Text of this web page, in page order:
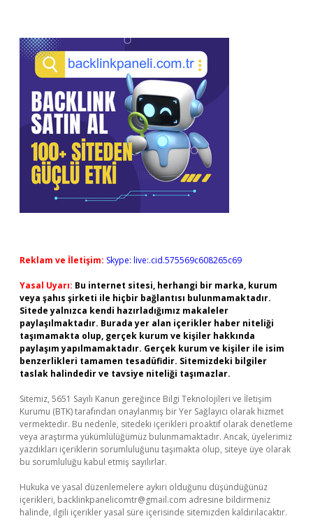
Reklam ve İletişim: Skype: live:.cid.575569c608265c69
Yasal Uyarı: Bu internet sitesi, herhangi bir marka, kurum
veya şahıs şirketi ile hiçbir bağlantısı bulunmamaktadır.
Sitede yalnızca kendi hazırladığımız makaleler
paylaşılmaktadır. Burada yer alan içerikler haber niteliği
taşımamakta olup, gerçek kurum ve kişiler hakkında
paylaşım yapılmamaktadır. Gerçek kurum ve kişiler ile isim
benzerlikleri tamamen tesadüfidir. Sitemizdeki bilgiler
taslak halindedir ve tavsiye niteliği taşımazlar.
Sitemiz, 5651 Sayılı Kanun gereğince Bilgi Teknolojileri ve İletişim
Kurumu (BTK) tarafından onaylanmış bir Yer Sağlayıcı olarak hizmet
vermektedir. Bu nedenle, sitedeki içerikleri proaktif olarak denetleme
veya araştırma yükümlülüğümüz bulunmamaktadır. Ancak, üyelerimiz
yazdıkları içeriklerin sorumluluğunu taşımakta olup, siteye üye olarak
bu sorumluluğu kabul etmiş sayılırlar.
Hukuka ve yasal düzenlemelere aykırı olduğunu düşündüğünüz
içerikleri, backlinkpanelicomtr@gmail.com adresine bildirmeniz
halinde, ilgili içerikler yasal süre içerisinde sitemizden kaldırılacaktır.